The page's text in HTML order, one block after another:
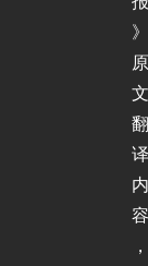
》
原
文
翻
译
内
容
，